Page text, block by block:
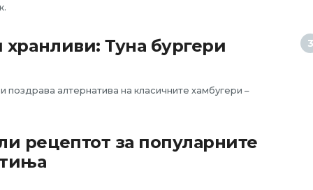
Туна бургери
поздрава алтернатива на класичните хамбугери –
рецептот за популарните